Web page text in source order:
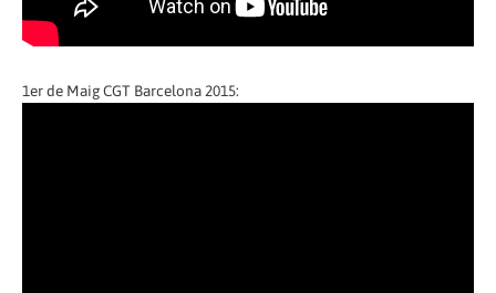
1er de Maig CGT Barcelona 2015: